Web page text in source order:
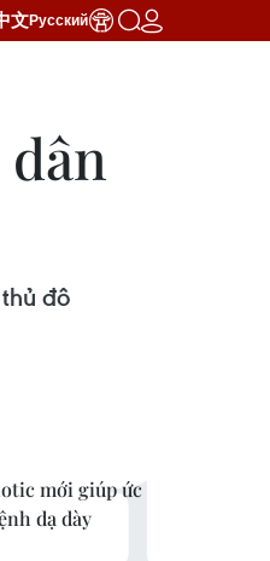
文Русский
đô
mới giúp ức
dạ dày